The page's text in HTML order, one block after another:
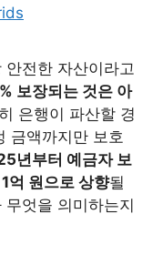
전한 자산이라고
보장되는 것은 아
은행이 파산할 경
금액까지만 보호
년부터 예금자 보
억 원으로 상향될
엇을 의미하는지